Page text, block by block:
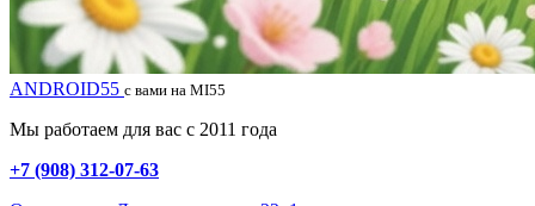
ANDROID55 с вами на MI55
Мы работаем для вас с 2011 года
+7 (908) 312-07-63